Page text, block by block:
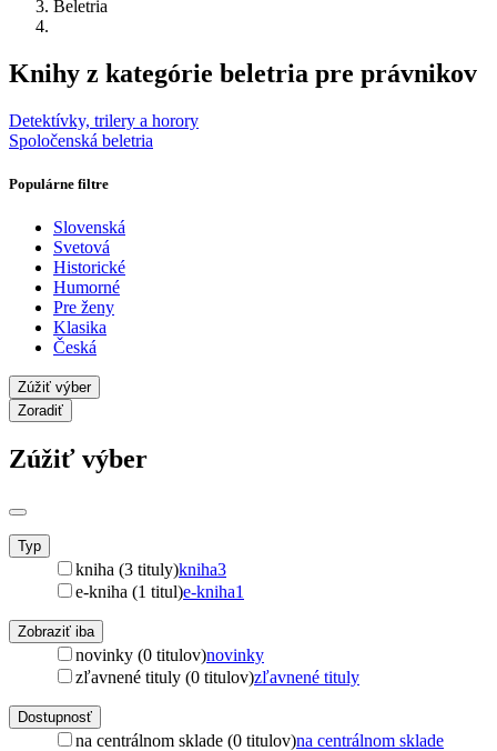
Beletria
Knihy z kategórie beletria pre právnikov
Detektívky, trilery a horory
Spoločenská beletria
Populárne filtre
Slovenská
Svetová
Historické
Humorné
Pre ženy
Klasika
Česká
Zúžiť výber
Zoradiť
Zúžiť výber
Typ
kniha (3 tituly)kniha3
e-kniha (1 titul)e-kniha1
Zobraziť iba
novinky (0 titulov)novinky
zľavnené tituly (0 titulov)zľavnené tituly
Dostupnosť
na centrálnom sklade (0 titulov)na centrálnom sklade